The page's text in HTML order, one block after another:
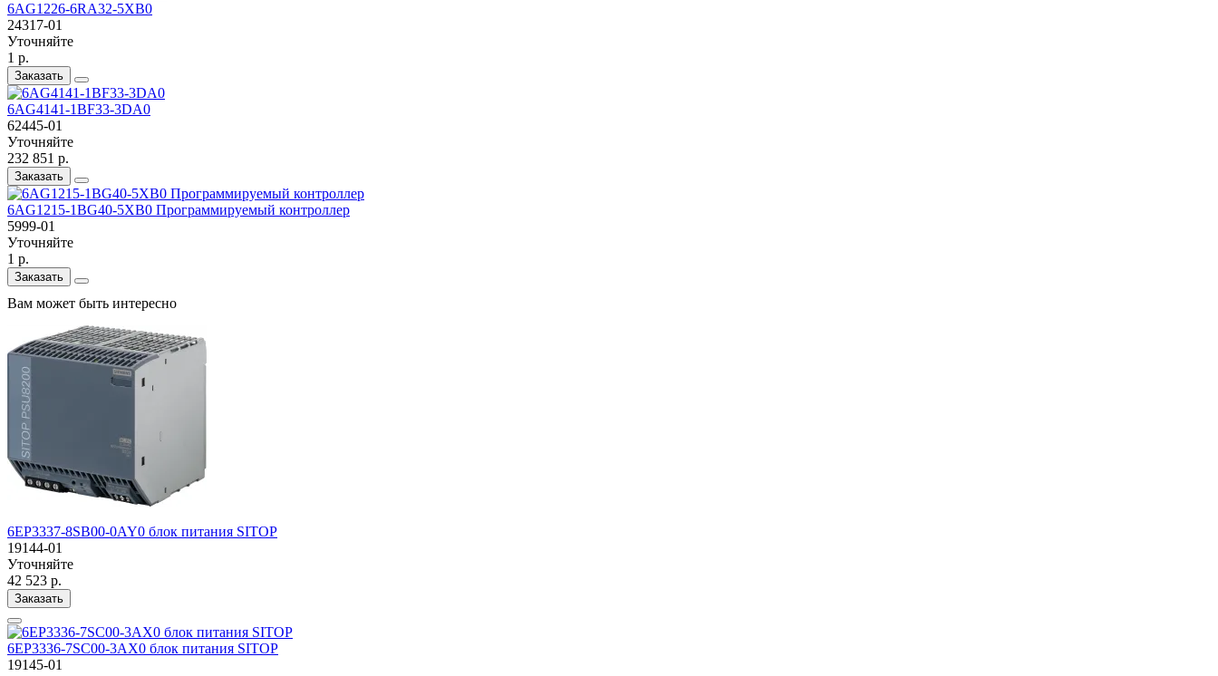
6AG1226-6RA32-5XB0
24317-01
Уточняйте
1 р.
Заказать
6AG4141-1BF33-3DA0
62445-01
Уточняйте
232 851 р.
Заказать
6AG1215-1BG40-5XB0 Программируемый контроллер
5999-01
Уточняйте
1 р.
Заказать
Вам может быть интересно
6EP3337-8SB00-0AY0 блок питания SITOP
19144-01
Уточняйте
42 523 р.
Заказать
6EP3336-7SC00-3AX0 блок питания SITOP
19145-01